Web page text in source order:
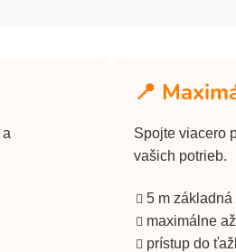
📍
Spojte viacero
vašich potrieb.
5 m základná
maximálne
prístup do